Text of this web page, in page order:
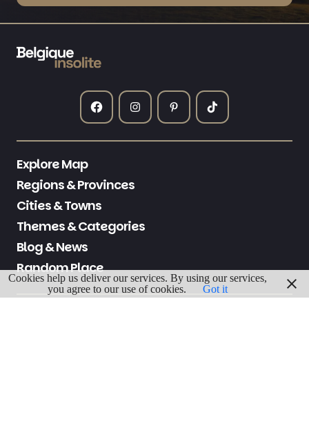
Explore Map
Regions & Provinces
Cities & Towns
Themes & Categories
Blog & News
Random Place
Cookies help us deliver our services. By using our services,
you agree to our use of cookies.
Got it